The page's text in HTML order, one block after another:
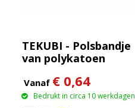
TEKUBI - Polsbandje
van polykatoen
Vanaf € 0,64
Bedrukt in circa 10 werkdagen